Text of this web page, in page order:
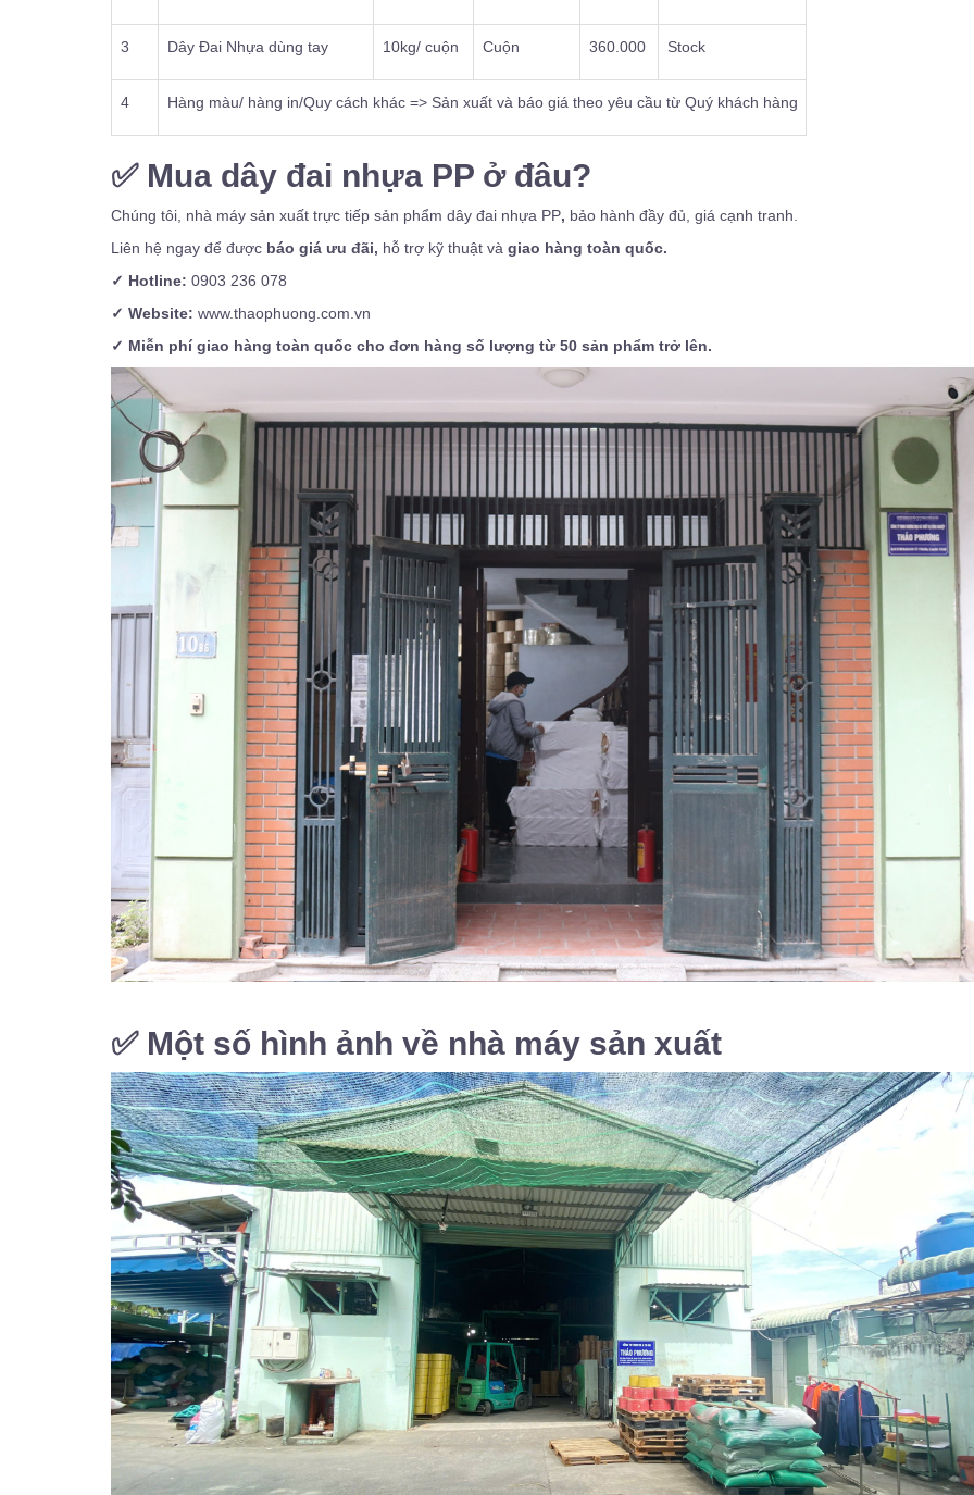
3 Dây Đai Nhựa dùng tay 10kg/ cuộn Cuộn 360.000 Stock
4 Hàng màu/ hàng in/Quy cách khác => Sản xuất và báo giá theo yêu cầu từ Quý khách hàng
✅Mua dây đai nhựa PP ở đâu?
Chúng tôi, nhà máy sản xuất trực tiếp sản phẩm dây đai nhựa PP, bảo hành đầy đủ, giá cạnh tranh.
Liên hệ ngay để được báo giá ưu đãi, hỗ trợ kỹ thuật và giao hàng toàn quốc.
✓ Hotline: 0903 236 078
✓ Website: www.thaophuong.com.vn
✓ Miễn phí giao hàng toàn quốc cho đơn hàng số lượng từ 50 sản phẩm trở lên.
✅Một số hình ảnh về nhà máy sản xuất